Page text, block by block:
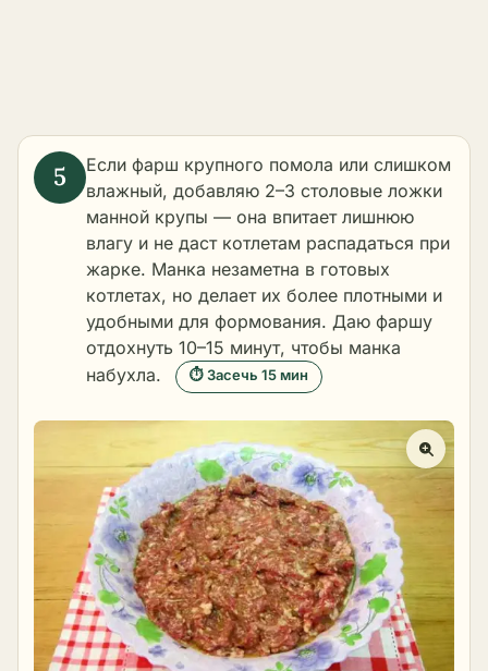
Если фарш крупного помола или слишком
влажный, добавляю 2–3 столовые ложки
манной крупы — она впитает лишнюю
влагу и не даст котлетам распадаться при
жарке. Манка незаметна в готовых
котлетах, но делает их более плотными и
удобными для формования. Даю фаршу
отдохнуть 10–15 минут, чтобы манка
набухла.
⏱ Засечь 15 мин